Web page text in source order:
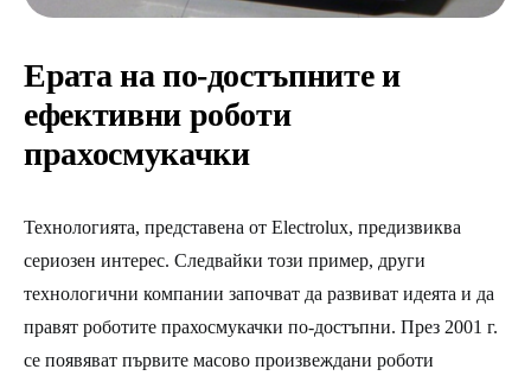
Ерата на по-достъпните и
ефективни роботи
прахосмукачки
Технологията, представена от Electrolux, предизвиква
сериозен интерес. Следвайки този пример, други
технологични компании започват да развиват идеята и да
правят роботите прахосмукачки по-достъпни. През 2001 г.
се появяват първите масово произвеждани роботи